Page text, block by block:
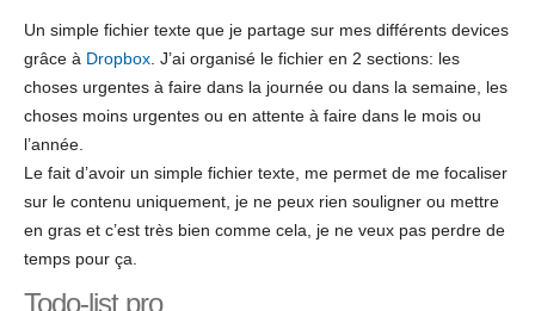
Un simple fichier texte que je partage sur mes différents devices
grâce à Dropbox . J’ai organisé le fichier en 2 sections: les
choses urgentes à faire dans la journée ou dans la semaine, les
choses moins urgentes ou en attente à faire dans le mois ou
l’année.
Le fait d’avoir un simple fichier texte, me permet de me focaliser
sur le contenu uniquement, je ne peux rien souligner ou mettre
en gras et c’est très bien comme cela, je ne veux pas perdre de
temps pour ça.
Todo-list pro